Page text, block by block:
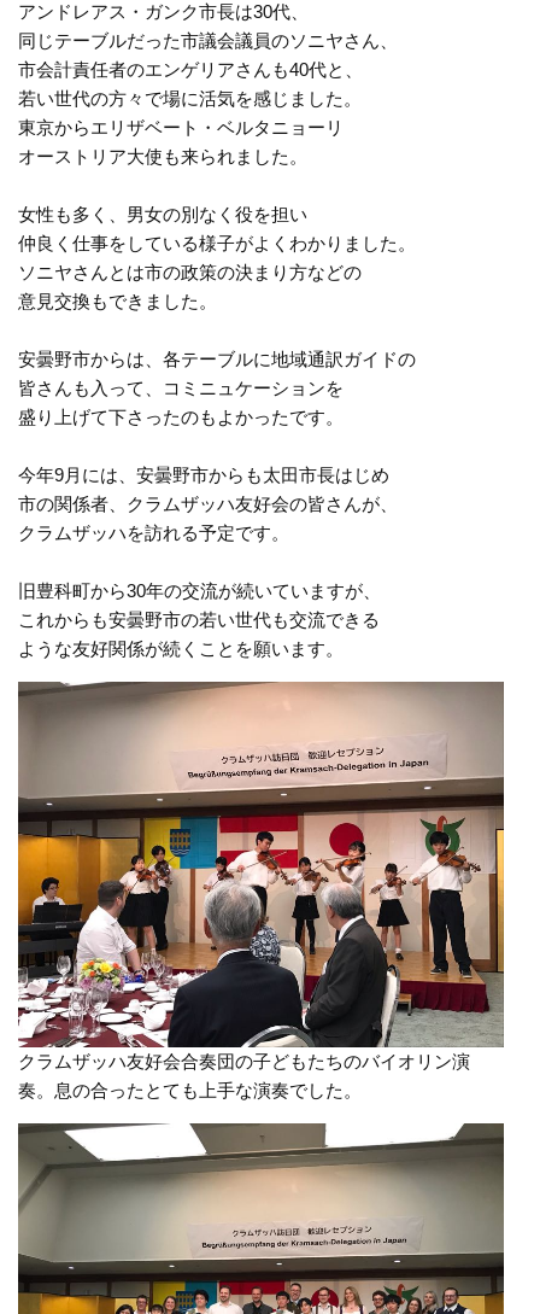
アンドレアス・ガンク市長は30代、
同じテーブルだった市議会議員のソニヤさん、
市会計責任者のエンゲリアさんも40代と、
若い世代の方々で場に活気を感じました。
東京からエリザベート・ベルタニョーリ
オーストリア大使も来られました。
女性も多く、男女の別なく役を担い
仲良く仕事をしている様子がよくわかりました。
ソニヤさんとは市の政策の決まり方などの
意見交換もできました。
安曇野市からは、各テーブルに地域通訳ガイドの
皆さんも入って、コミニュケーションを
盛り上げて下さったのもよかったです。
今年9月には、安曇野市からも太田市長はじめ
市の関係者、クラムザッハ友好会の皆さんが、
クラムザッハを訪れる予定です。
旧豊科町から30年の交流が続いていますが、
これからも安曇野市の若い世代も交流できる
ような友好関係が続くことを願います。
クラムザッハ友好会合奏団の子どもたちのバイオリン演
奏。息の合ったとても上手な演奏でした。